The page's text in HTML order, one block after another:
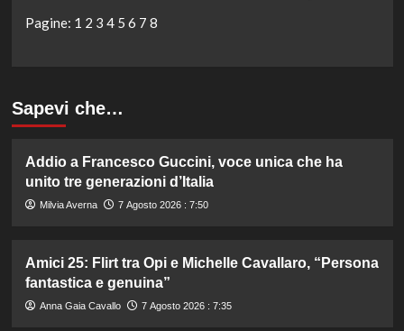
Pagine: 1 2 3 4 5 6 7 8
Sapevi che…
Addio a Francesco Guccini, voce unica che ha
unito tre generazioni d’Italia
Milvia Averna 7 Agosto 2026 : 7:50
Amici 25: Flirt tra Opi e Michelle Cavallaro, “Persona
fantastica e genuina”
Anna Gaia Cavallo 7 Agosto 2026 : 7:35